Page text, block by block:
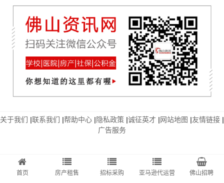
首页 房产租售 招标采购 亚马逊代运营 佛山招聘
关于我们 |联系我们 |帮助中心 |隐私政策 |诚征英才 |网站地图 |友情链接 |
广告服务